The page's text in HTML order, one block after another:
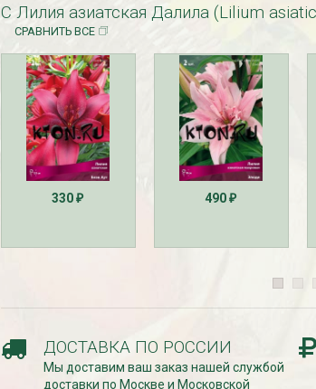
С Лилия азиатская Далила (Lilium
СРАВНИТЬ ВСЕ
330 ₽ 490 ₽
ДОСТАВКА ПО РОССИИ
Мы доставим ваш заказ нашей службой
доставки по Москве и Московской